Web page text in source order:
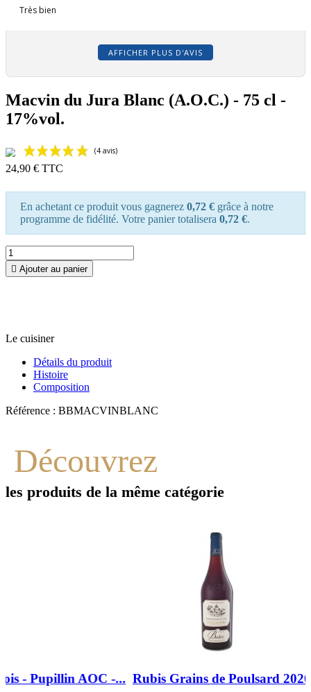
Très bien
AFFICHER PLUS D'AVIS
Macvin du Jura Blanc (A.O.C.) - 75 cl -
17%vol.
(4 avis)
24,90 € TTC
En achetant ce produit vous gagnerez 0,72 € grâce à notre
programme de fidélité. Votre panier totalisera 0,72 €.
 Ajouter au panier
Le cuisiner
Détails du produit
Histoire
Composition
Référence : BBMACVINBLANC
Découvrez
les produits de la même catégorie
Rubis Grains de Poulsard 2020 Côtes du Jura...